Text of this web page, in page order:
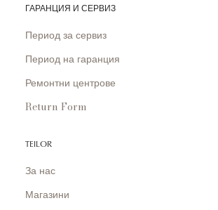
ГАРАНЦИЯ И СЕРВИЗ
Период за сервиз
Период на гаранция
Ремонтни центрове
Return Form
TEILOR
За нас
Магазини